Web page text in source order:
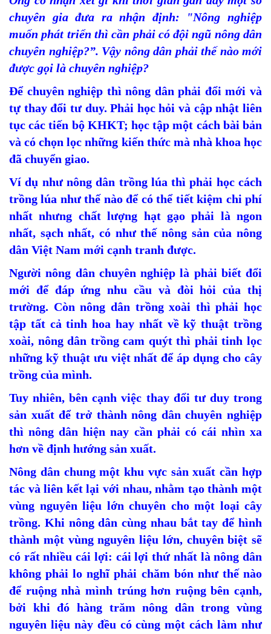
chuyên gia đưa ra nhận định: "Nông nghiệp
muốn phát triển thì cần phải có đội ngũ nông dân
chuyên nghiệp?”. Vậy nông dân phải thế nào mới
được gọi là chuyên nghiệp?
Để chuyên nghiệp thì nông dân phải đổi mới và
tự thay đổi tư duy. Phải học hỏi và cập nhật liên
tục các tiến bộ KHKT; học tập một cách bài bản
và có chọn lọc những kiến thức mà nhà khoa học
đã chuyển giao.
Ví dụ như nông dân trồng lúa thì phải học cách
trồng lúa như thế nào để có thể tiết kiệm chi phí
nhất nhưng chất lượng hạt gạo phải là ngon
nhất, sạch nhất, có như thế nông sản của nông
dân Việt Nam mới cạnh tranh được.
Người nông dân chuyên nghiệp là phải biết đổi
mới để đáp ứng nhu cầu và đòi hỏi của thị
trường. Còn nông dân trồng xoài thì phải học
tập tất cả tinh hoa hay nhất về kỹ thuật trồng
xoài, nông dân trồng cam quýt thì phải tinh lọc
những kỹ thuật ưu việt nhất để áp dụng cho cây
trồng của mình.
Tuy nhiên, bên cạnh việc thay đổi tư duy trong
sản xuất để trở thành nông dân chuyên nghiệp
thì nông dân hiện nay cần phải có cái nhìn xa
hơn về định hướng sản xuất.
Nông dân chung một khu vực sản xuất cần hợp
tác và liên kết lại với nhau, nhằm tạo thành một
vùng nguyên liệu lớn chuyên cho một loại cây
trồng. Khi nông dân cùng nhau bắt tay để hình
thành một vùng nguyên liệu lớn, chuyên biệt sẽ
có rất nhiều cái lợi: cái lợi thứ nhất là nông dân
không phải lo nghĩ phải chăm bón như thế nào
để ruộng nhà mình trúng hơn ruộng bên cạnh,
bởi khi đó hàng trăm nông dân trong vùng
nguyên liệu này đều có cùng một cách làm như